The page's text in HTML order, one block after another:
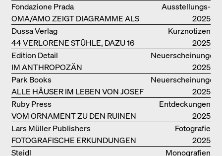
Ausstellungs­
kataloge
OMA/AMO ZEIGT DIAGRAMME ALS
NARRATIVE DER ERKENNTNIS
Fondazione Prada
2025
Kurznotizen
44 VERLORENE STÜHLE, DAZU 16
SOFAS UND BÄNKE
Dussa Verlag
2025
Neuerscheinungen
IM ANTHROPOZÄN
Edition Detail
2025
Neuerscheinungen
ALLE HÄUSER IM LEBEN VON JOSEF
FRANK
Park Books
2025
Entdeckungen
VOM ORNAMENT ZU DEN RUINEN
DES ALLTAGS
Ruby Press
2025
Fotografie
FOTOGRAFISCHE ERKUNDUNGEN
VON DENISE SCOTT BROWN
Lars Müller Publishers
2025
Monografien
Steidl